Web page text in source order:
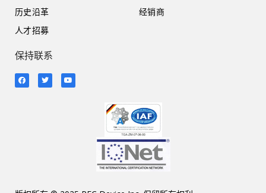
历史沿革
人才招募
经销商
保持联系